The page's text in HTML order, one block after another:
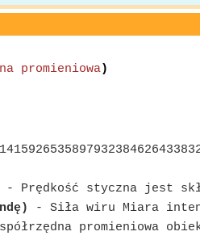
promieniowa)
- Prędkość styczna jest
- Siła wiru Miara
promieniowa